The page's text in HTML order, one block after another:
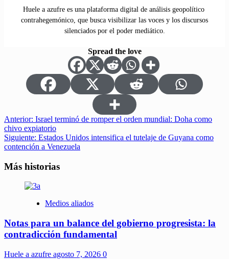
Huele a azufre es una plataforma digital de análisis geopolítico
contrahegemónico, que busca visibilizar las voces y los discursos
silenciados por el poder mediático.
Spread the love
Navegación
de
entradas
Anterior: Israel terminó de romper el orden mundial: Doha como
chivo expiatorio
Siguiente: Estados Unidos intensifica el tutelaje de Guyana como
contención a Venezuela
Más historias
Medios aliados
Notas para un balance del gobierno progresista: la
contradicción fundamental
Huele a azufre agosto 7, 2026 0